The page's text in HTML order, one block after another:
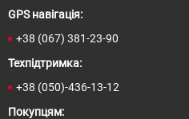
Покупцям: